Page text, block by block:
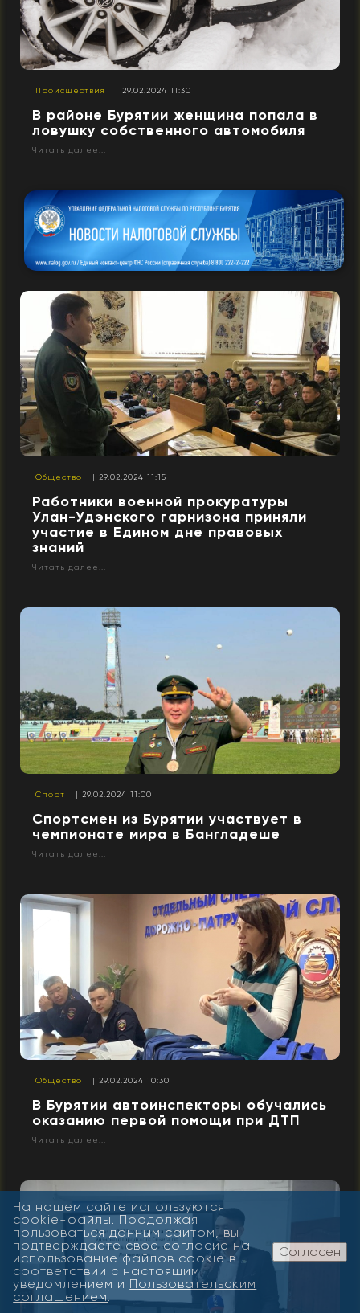
Происшествия | 29.02.2024 11:30
В районе Бурятии женщина попала в
ловушку собственного автомобиля
Читать далее...
Общество | 29.02.2024 11:15
Работники военной прокуратуры
Улан-Удэнского гарнизона приняли
участие в Едином дне правовых
знаний
Читать далее...
Спорт | 29.02.2024 11:00
Спортсмен из Бурятии участвует в
чемпионате мира в Бангладеше
Читать далее...
Общество | 29.02.2024 10:30
В Бурятии автоинспекторы обучались
оказанию первой помощи при ДТП
Читать далее...
На нашем сайте используются
cookie-файлы. Продолжая
пользоваться данным сайтом, вы
подтверждаете свое согласие на
использование файлов cookie в
соответствии с настоящим
уведомлением и Пользовательским
соглашением.
Согласен